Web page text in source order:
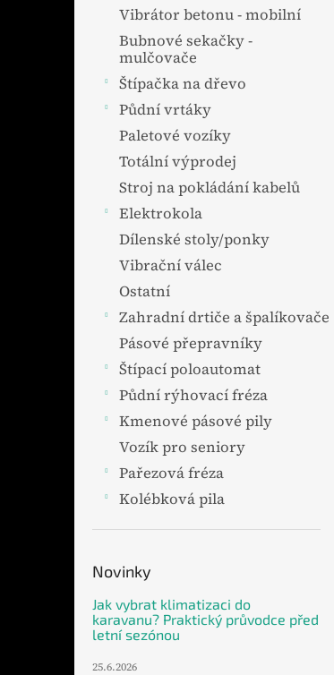
Vibrátor betonu - mobilní
Bubnové sekačky -
mulčovače
Štípačka na dřevo
Půdní vrtáky
Paletové vozíky
Totální výprodej
Stroj na pokládání kabelů
Elektrokola
Dílenské stoly/ponky
Vibrační válec
Ostatní
Zahradní drtiče a špalíkovače
Pásové přepravníky
Štípací poloautomat
Půdní rýhovací fréza
Kmenové pásové pily
Vozík pro seniory
Pařezová fréza
Kolébková pila
Novinky
Jak vybrat klimatizaci do
karavanu? Praktický průvodce před
letní sezónou
25.6.2026